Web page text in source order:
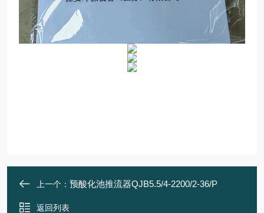
上一个： 预酸化池推流器QJB5.5/4-2200/2-36/P
返回列表